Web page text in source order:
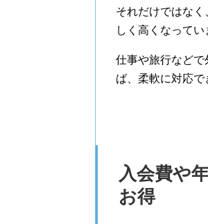
それだけではな
しく高くなってい
仕事や旅行など
ば、柔軟に対応で
入会費や
お得